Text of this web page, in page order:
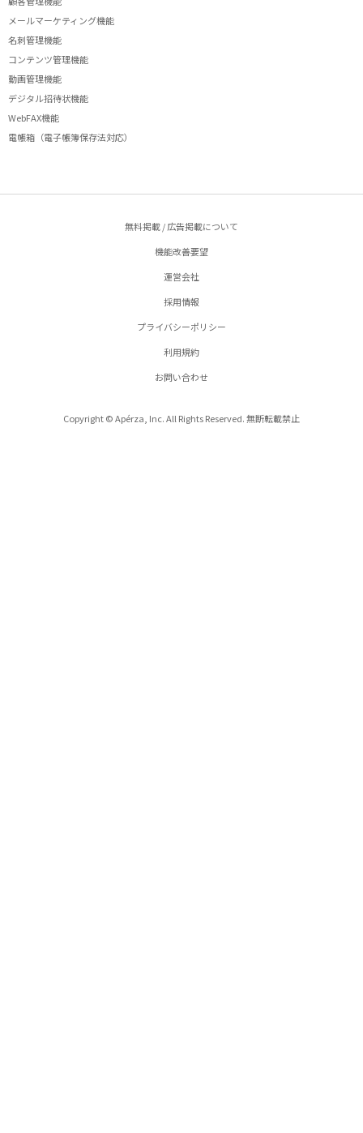
メールマーケティング機能
名刺管理機能
コンテンツ管理機能
動画管理機能
デジタル招待状機能
WebFAX機能
電帳箱（電子帳簿保存法対応）
無料掲載 / 広告掲載について
機能改善要望
運営会社
採用情報
プライバシーポリシー
利用規約
お問い合わせ
Copyright © Apérza, Inc. All Rights Reserved. 無断転載禁止